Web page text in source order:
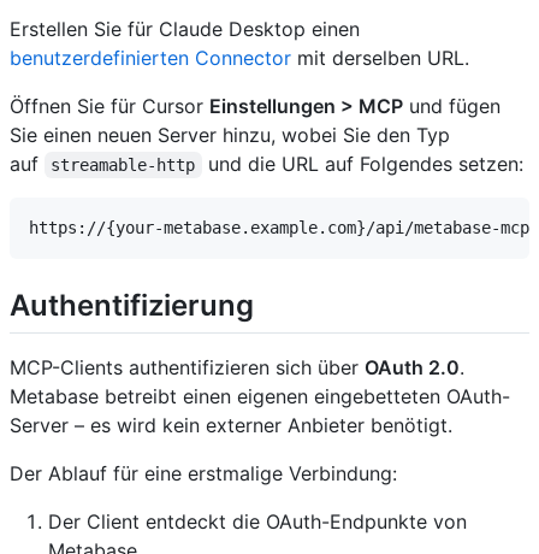
Erstellen Sie für Claude Desktop einen
benutzerdefinierten Connector mit derselben URL.
Öffnen Sie für Cursor Einstellungen > MCP und fügen
Sie einen neuen Server hinzu, wobei Sie den Typ
auf
streamable-http und die URL auf Folgendes setzen:
Authentifizierung
MCP-Clients authentifizieren sich über OAuth 2.0.
Metabase betreibt einen eigenen eingebetteten OAuth-
Server – es wird kein externer Anbieter benötigt.
Der Ablauf für eine erstmalige Verbindung:
Der Client entdeckt die OAuth-Endpunkte von